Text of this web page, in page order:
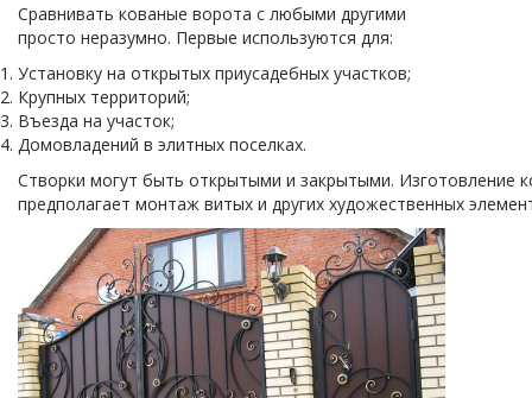
Сравнивать кованые ворота с любыми другими
просто неразумно. Первые используются для:
Установку на открытых приусадебных участков;
Крупных территорий;
Въезда на участок;
Домовладений в элитных поселках.
Створки могут быть открытыми и закрытыми. Изготовление
предполагает монтаж витых и других художественных